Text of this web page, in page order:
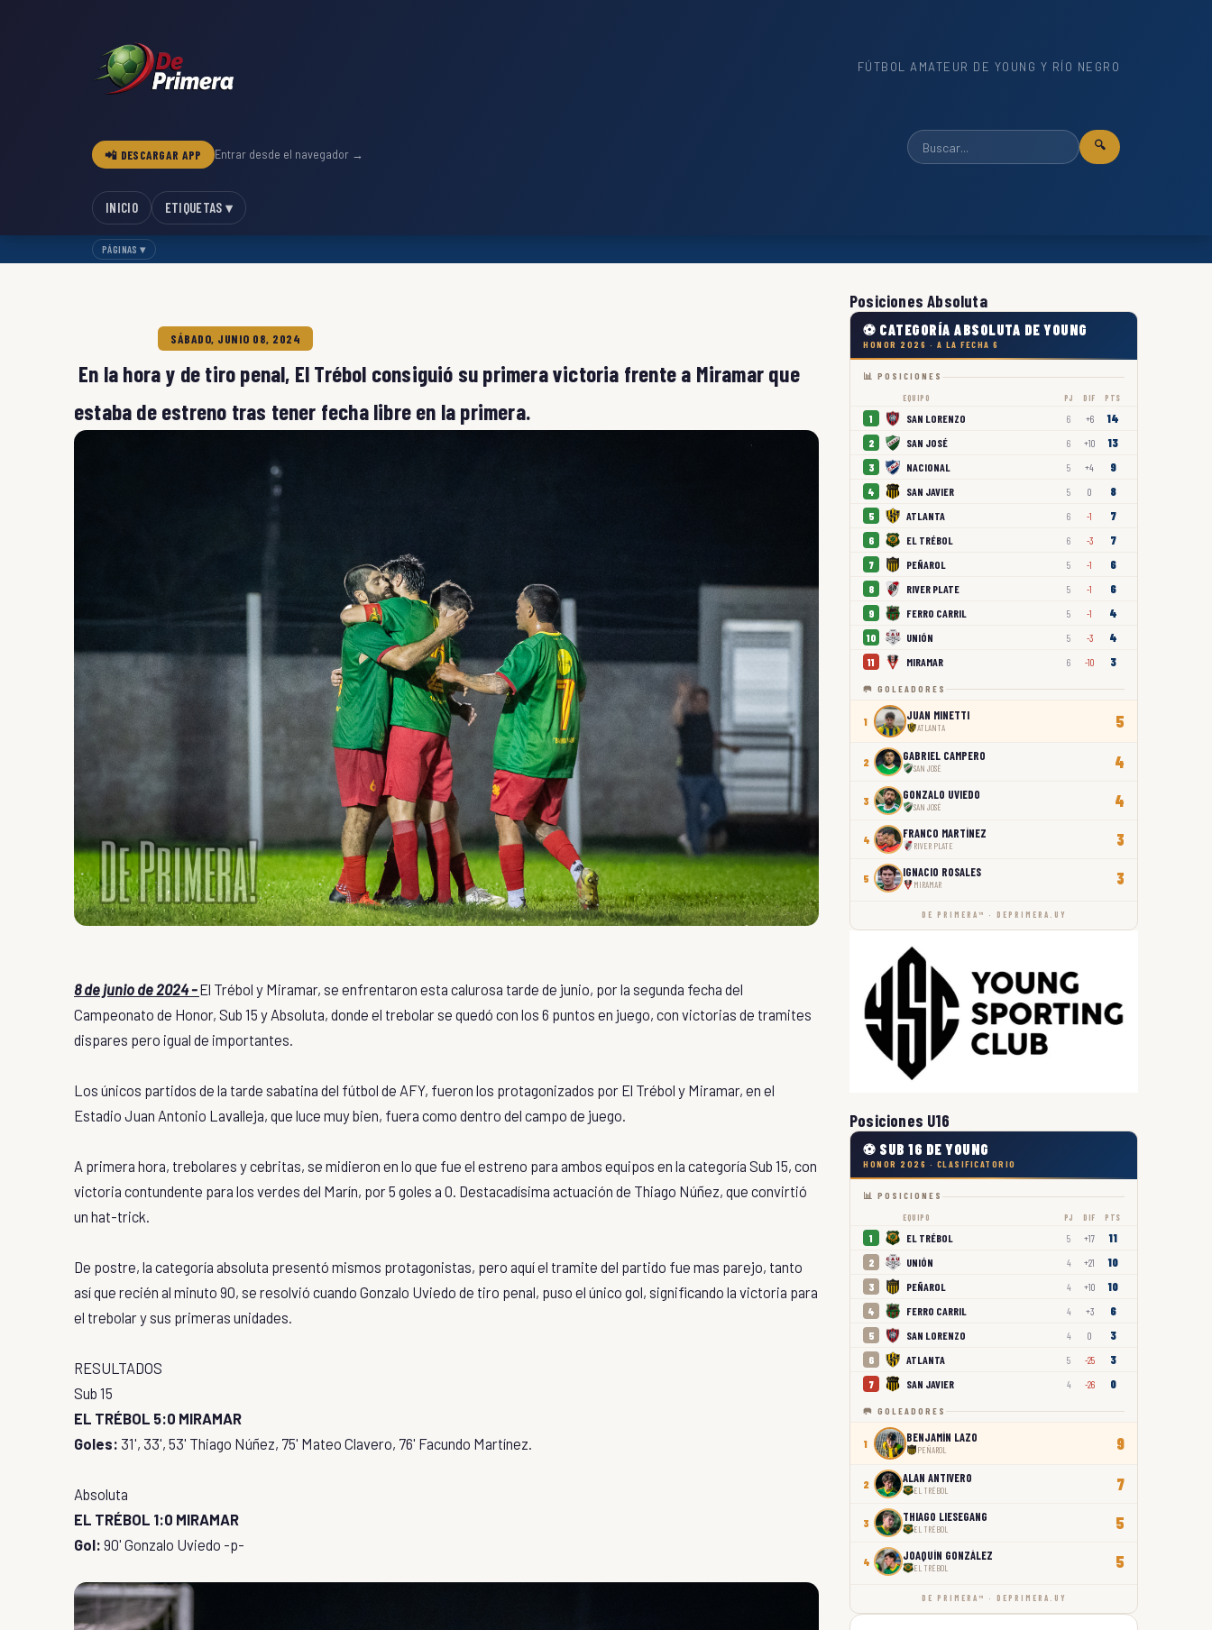
FÚTBOL AMATEUR DE YOUNG Y RÍO NEGRO
📲 DESCARGAR APP Entrar desde el navegador →
🔍
INICIO ETIQUETAS ▾
PÁGINAS ▾
SÁBADO, JUNIO 08, 2024
En la hora y de tiro penal, El Trébol consiguió su primera victoria frente a Miramar que
estaba de estreno tras tener fecha libre en la primera.
8 de junio de 2024 -El Trébol y Miramar, se enfrentaron esta calurosa tarde de junio, por la segunda fecha del
Campeonato de Honor, Sub 15 y Absoluta, donde el trebolar se quedó con los 6 puntos en juego, con victorias de tramites
dispares pero igual de importantes.
Los únicos partidos de la tarde sabatina del fútbol de AFY, fueron los protagonizados por El Trébol y Miramar, en el
Estadio Juan Antonio Lavalleja, que luce muy bien, fuera como dentro del campo de juego.
A primera hora, trebolares y cebritas, se midieron en lo que fue el estreno para ambos equipos en la categoría Sub 15, con
victoria contundente para los verdes del Marín, por 5 goles a 0. Destacadísima actuación de Thiago Núñez, que convirtió
un hat-trick.
De postre, la categoría absoluta presentó mismos protagonistas, pero aquí el tramite del partido fue mas parejo, tanto
así que recién al minuto 90, se resolvió cuando Gonzalo Uviedo de tiro penal, puso el único gol, significando la victoria para
el trebolar y sus primeras unidades.
RESULTADOS
Sub 15
EL TRÉBOL 5:0 MIRAMAR
Goles: 31', 33', 53' Thiago Núñez, 75' Mateo Clavero, 76' Facundo Martínez.
Absoluta
EL TRÉBOL 1:0 MIRAMAR
Gol: 90' Gonzalo Uviedo -p-
Posiciones Absoluta
⚽ CATEGORÍA ABSOLUTA DE YOUNG
HONOR 2026 · A LA FECHA 6
📊 POSICIONES
EQUIPO PJ DIF PTS
1 SAN LORENZO 6 +6 14
2 SAN JOSÉ 6 +10 13
3 NACIONAL 5 +4 9
4 SAN JAVIER 5 0 8
5 ATLANTA 6 -1 7
6 EL TRÉBOL 6 -3 7
7 PEÑAROL 5 -1 6
8 RIVER PLATE 5 -1 6
9 FERRO CARRIL 5 -1 4
10 UNIÓN 5 -3 4
11 MIRAMAR 6 -10 3
🥅 GOLEADORES
1 JUAN MINETTI
ATLANTA 5
2 GABRIEL CAMPERO
SAN JOSÉ 4
3 GONZALO UVIEDO
SAN JOSÉ 4
4 FRANCO MARTÍNEZ
RIVER PLATE 3
5 IGNACIO ROSALES
MIRAMAR 3
DE PRIMERA™ · DEPRIMERA.UY
Posiciones U16
⚽ SUB 16 DE YOUNG
HONOR 2026 · CLASIFICATORIO
📊 POSICIONES
EQUIPO PJ DIF PTS
1 EL TRÉBOL 5 +17 11
2 UNIÓN 4 +21 10
3 PEÑAROL 4 +10 10
4 FERRO CARRIL 4 +3 6
5 SAN LORENZO 4 0 3
6 ATLANTA 5 -25 3
7 SAN JAVIER 4 -26 0
🥅 GOLEADORES
1 BENJAMÍN LAZO
PEÑAROL 9
2 ALAN ANTIVERO
EL TRÉBOL 7
3 THIAGO LIESEGANG
EL TRÉBOL 5
4 JOAQUÍN GONZÁLEZ
EL TRÉBOL 5
DE PRIMERA™ · DEPRIMERA.UY